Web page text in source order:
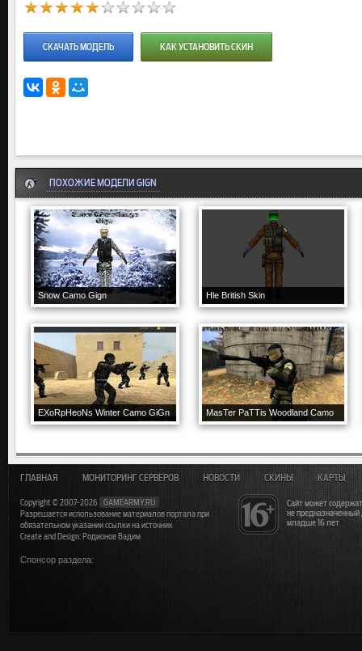
СКАЧАТЬ МОДЕЛЬ КАК УСТАНОВИТЬ СКИН
ПОХОЖИЕ МОДЕЛИ GIGN
Snow Camo Gign Hle British Skin
EXoRpHeoNs Winter Camo GiGn MasTer PaTTis Woodland Camo
Сайт может
не
младше 16 лет
ГЛАВНАЯ МОНИТОРИНГ СЕРВЕРОВ НОВОСТИ СКИНЫ КАРТЫ
Copyright © 2007-2026
GAMEARMY.RU
Разрешается использование материалов портала при
обязательном указании ссылки на источник
Create and Design: Родионов Вадим
Спонсор раздела: